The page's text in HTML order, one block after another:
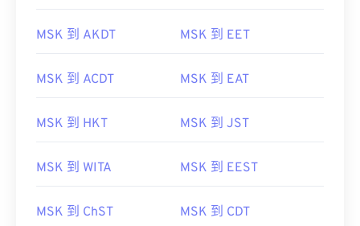
MSK 到 AKDT MSK 到 EET
MSK 到 ACDT MSK 到 EAT
MSK 到 HKT MSK 到 JST
MSK 到 WITA MSK 到 EEST
MSK 到 ChST MSK 到 CDT